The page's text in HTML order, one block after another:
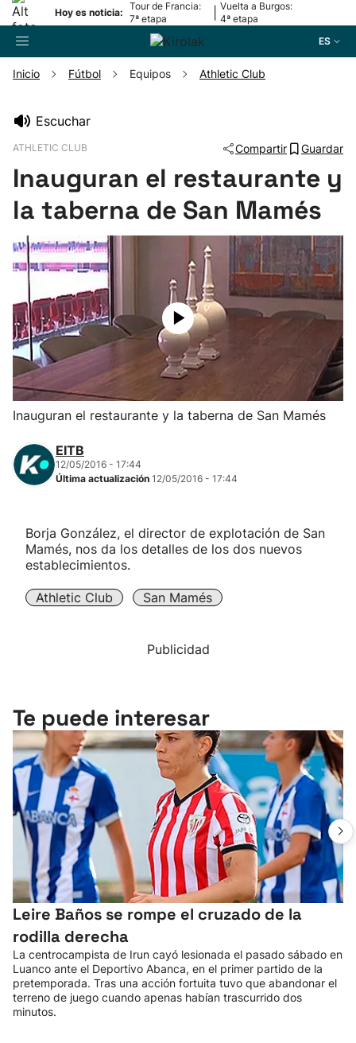
Hoy es noticia:
Tour de Francia:
7ª etapa
Vuelta a Burgos:
4ª etapa
ES
Pelota
Remo
Baloncesto
Ciclismo
Herri-kirolak
Balonmano
Kirolak 360
Carreras de montaña
Más deportes
Inicio Fútbol Equipos Athletic Club
Escuchar
ATHLETIC CLUB Compartir Guardar
Inauguran el restaurante y
la taberna de San Mamés
Inauguran el restaurante y la taberna de San Mamés
EITB
12/05/2016 - 17:44
Última actualización 12/05/2016 - 17:44
Borja González, el director de explotación de San
Mamés, nos da los detalles de los dos nuevos
establecimientos.
Athletic Club San Mamés
Publicidad
Te puede interesar
Leire Baños se rompe el cruzado de la
rodilla derecha
La centrocampista de Irun cayó lesionada el pasado sábado en
Luanco ante el Deportivo Abanca, en el primer partido de la
pretemporada. Tras una acción fortuita tuvo que abandonar el
terreno de juego cuando apenas habían trascurrido dos
minutos.